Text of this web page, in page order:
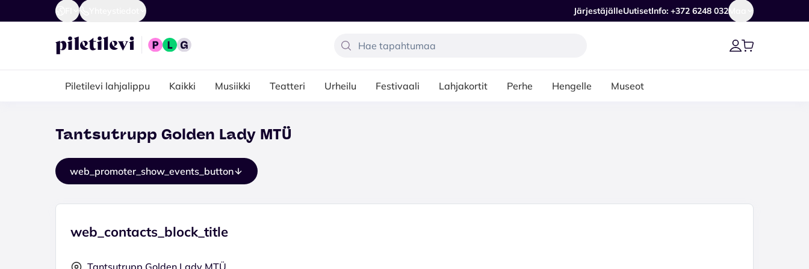
JärjestäjälleUutisetInfo: +372 6248 032Maa
Piletilevi lahjalippu Kaikki Musiikki Teatteri Urheilu Festivaali Lahjakortit Perhe Hengelle Museot
Tantsutrupp Golden Lady MTÜ
web_promoter_show_events_button
web_contacts_block_title
Tantsutrupp Golden Lady MTÜ